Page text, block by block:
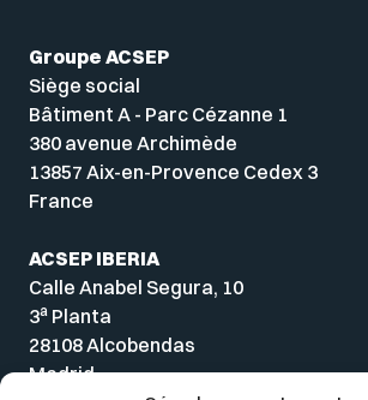
Groupe ACSEP
Siège social
Bâtiment A - Parc Cézanne 1
380 avenue Archimède
13857 Aix-en-Provence Cedex 3
France
ACSEP IBERIA
Calle Anabel Segura, 10
3a Planta
28108 Alcobendas
Madrid